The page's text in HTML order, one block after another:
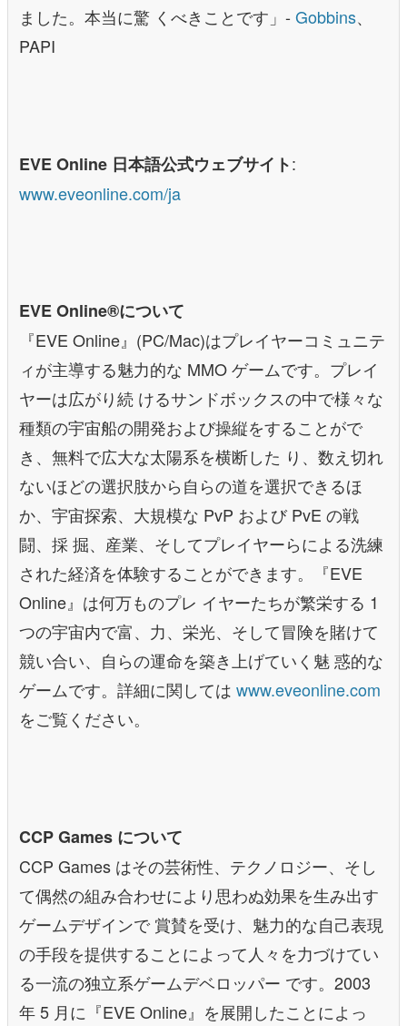
ました。本当に驚 くべきことです」- Gobbins、
PAPI
EVE Online 日本語公式ウェブサイト:
www.eveonline.com/ja
EVE Online®について
『EVE Online』(PC/Mac)はプレイヤーコミュニテ
ィが主導する魅力的な MMO ゲームです。プレイ
ヤーは広がり続 けるサンドボックスの中で様々な
種類の宇宙船の開発および操縦をすることがで
き、無料で広大な太陽系を横断した り、数え切れ
ないほどの選択肢から自らの道を選択できるほ
か、宇宙探索、大規模な PvP および PvE の戦
闘、採 掘、産業、そしてプレイヤーらによる洗練
された経済を体験することができます。『EVE
Online』は何万ものプレ イヤーたちが繁栄する 1
つの宇宙内で富、力、栄光、そして冒険を賭けて
競い合い、自らの運命を築き上げていく魅 惑的な
ゲームです。詳細に関しては www.eveonline.com
をご覧ください。
CCP Games について
CCP Games はその芸術性、テクノロジー、そし
て偶然の組み合わせにより思わぬ効果を生み出す
ゲームデザインで 賞賛を受け、魅力的な自己表現
の手段を提供することによって人々を力づけてい
る一流の独立系ゲームデベロッパー です。2003
年 5 月に『EVE Online』を展開したことによっ